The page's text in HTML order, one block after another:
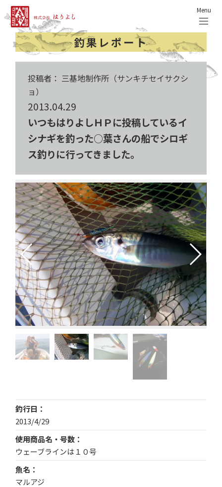
Menu
釣果レポート
投稿者： 三基地制作所（サンキチセイサクシ
ョ）
2013.04.29
いつもはりよしＨＰに投稿しているイ
シナギを釣った○葉さんの船でシロギ
ス釣りに行ってきました。
釣行日
2013/4/29
使用商品名・号数
ウェーブラインは１０号
魚名
マルアジ